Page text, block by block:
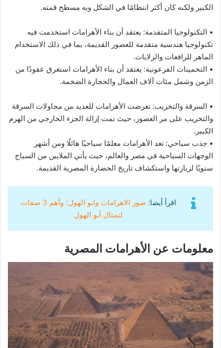
الكبير ولكنه كان أكثر انتظامًا في الشكل وبه مسطح قمته.
• التكنولوجيا المتقدمة: يعتقد أن بناء الأهرامات استخدمت فيه
تكنولوجيا هندسية متقدمة للعصور القديمة، بما في ذلك الاستخدام
الماهر للرافعات والزلايات.
• التخمينات الفرعونية: يعتقد أن بناء الأهرامات استغرق عقودًا من
الزمن وشمل مئات آلاف العمال والحجارة الضخمة.
• السرقة والتخريب: تعرضت الأهرامات للعديد من محاولات السرقة
والتخريب على مر العصور، حيث تمت إزالة الجزء الخارجي من الهرم
الكبير.
• جذب سياحي: تعد الأهرامات معلمًا سياحيًا هائلًا ومن أشهر
الوجهات السياحية في مصر والعالم، حيث يأتي الملايين من السياح
سنويًا لزيارتها واستكشاف تاريخ الحضارة المصرية القديمة.
اقرأ أيضا:
صور الاهرامات وابو الهول؛ وأهم 3 صفات
لتمثال أبو الهول
معلومات عن الأهرامات المصرية